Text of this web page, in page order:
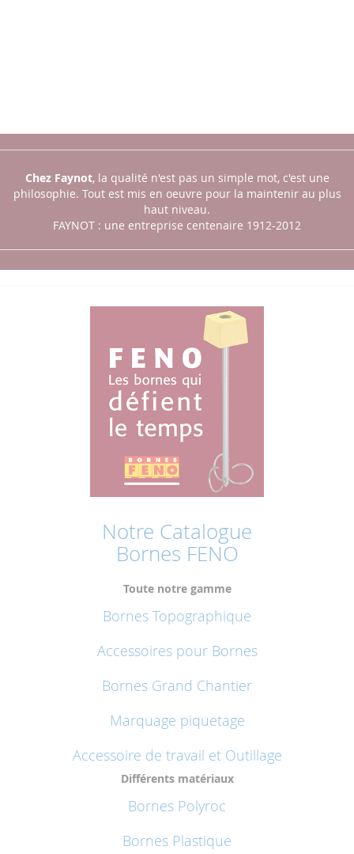
Chez Faynot, la qualité n'est pas un simple mot, c'est une
philosophie. Tout est mis en oeuvre pour la maintenir au plus
haut niveau.
FAYNOT : une entreprise centenaire 1912-2012
Notre Catalogue
Bornes FENO
Toute notre gamme
Bornes Topographique
Accessoires pour Bornes
Bornes Grand Chantier
Marquage piquetage
Accessoire de travail et Outillage
Différents matériaux
Bornes Polyroc
Bornes Plastique